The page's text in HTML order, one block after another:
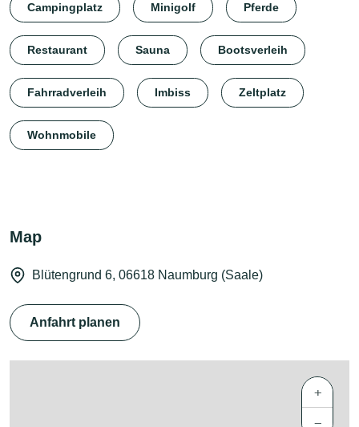
Campingplatz Minigolf Pferde
Restaurant Sauna Bootsverleih
Fahrradverleih Imbiss Zeltplatz
Wohnmobile
Map
Blütengrund 6, 06618 Naumburg (Saale)
Anfahrt planen
+
−